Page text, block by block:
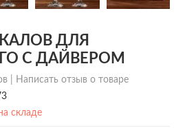
ДЛЯ
С ДАЙВЕРОМ
|
Написать отзыв о товаре
складе